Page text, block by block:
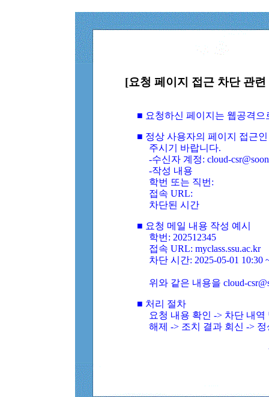
[요청 페이지 접근 차단 관
■ 요청하신 페이지는 웹공격
■ 정상 사용자의 페이지 접근
주시기 바랍니다.
-수신자 계정: cloud-
-작성 내용
학번 또는 직번:
접속 URL:
차단된 시간
■ 요청 메일 내용 작성 예시
학번: 202512345
접속 URL: myclass.ssu.ac.kr
차단 시간: 2025-05-01 10:30
위와 같은 내용을 cloud-
■ 처리 절차
요청 내용 확인 -> 차단 내
해제 -> 조치 결과 회신 ->